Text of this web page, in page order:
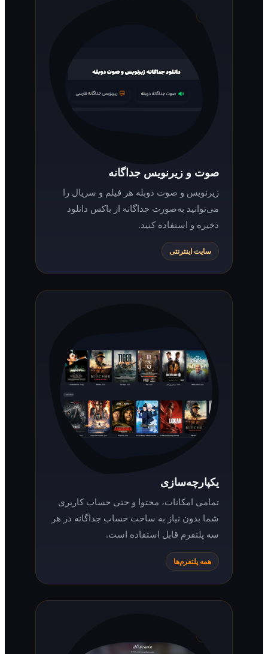
صوت و زیرنویس جداگانه
زیرنویس و صوت دوبله هر فیلم و سریال را
می‌توانید به‌صورت جداگانه از باکس دانلود
ذخیره و استفاده کنید.
سایت اینترنتی
یکپارچه‌سازی
تمامی امکانات، محتوا و حتی حساب کاربری
شما بدون نیاز به ساخت حساب جداگانه در هر
سه پلتفرم قابل استفاده است.
همه پلتفرم‌ها